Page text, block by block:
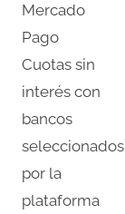
Mercado
Pago
Cuotas sin
interés con
bancos
seleccionados
por la
plataforma